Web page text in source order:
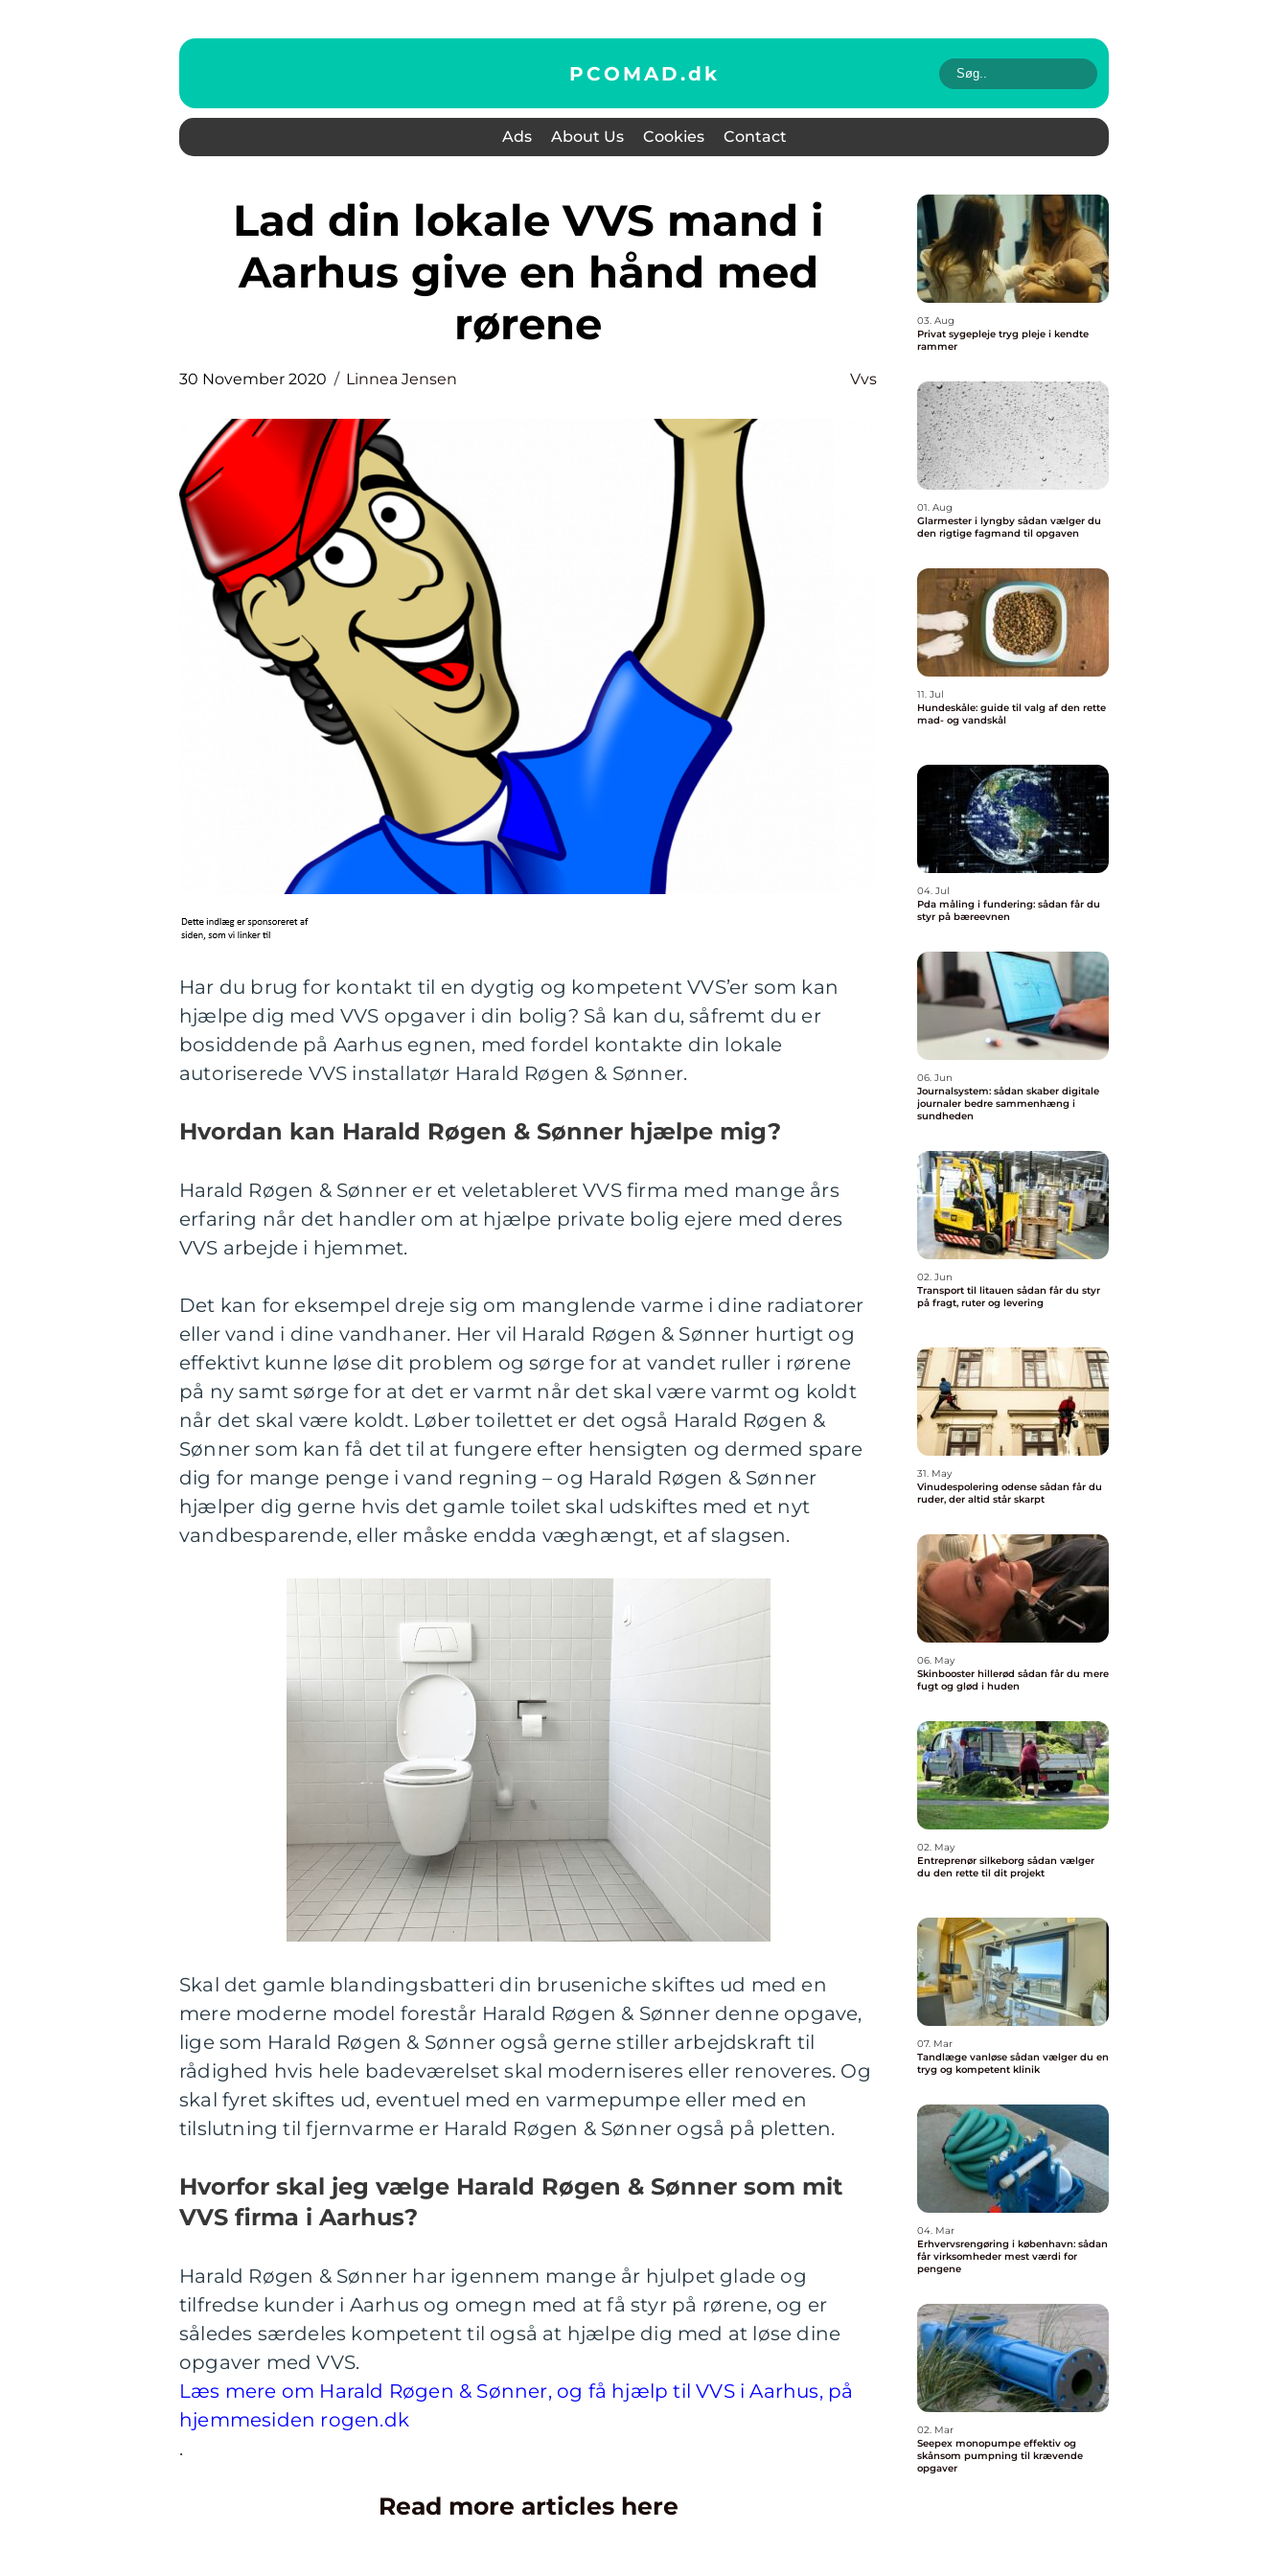
PCOMAD.dk
Ads About Us Cookies Contact
Lad din lokale VVS mand i
Aarhus give en hånd med
rørene
30 November 2020 Linnea Jensen Vvs
Har du brug for kontakt til en dygtig og kompetent VVS’er som kan
hjælpe dig med VVS opgaver i din bolig? Så kan du, såfremt du er
bosiddende på Aarhus egnen, med fordel kontakte din lokale
autoriserede VVS installatør Harald Røgen & Sønner.
Hvordan kan Harald Røgen & Sønner hjælpe mig?
Harald Røgen & Sønner er et veletableret VVS firma med mange års
erfaring når det handler om at hjælpe private bolig ejere med deres
VVS arbejde i hjemmet.
Det kan for eksempel dreje sig om manglende varme i dine radiatorer
eller vand i dine vandhaner. Her vil Harald Røgen & Sønner hurtigt og
effektivt kunne løse dit problem og sørge for at vandet ruller i rørene
på ny samt sørge for at det er varmt når det skal være varmt og koldt
når det skal være koldt. Løber toilettet er det også Harald Røgen &
Sønner som kan få det til at fungere efter hensigten og dermed spare
dig for mange penge i vand regning – og Harald Røgen & Sønner
hjælper dig gerne hvis det gamle toilet skal udskiftes med et nyt
vandbesparende, eller måske endda væghængt, et af slagsen.
Skal det gamle blandingsbatteri din bruseniche skiftes ud med en
mere moderne model forestår Harald Røgen & Sønner denne opgave,
lige som Harald Røgen & Sønner også gerne stiller arbejdskraft til
rådighed hvis hele badeværelset skal moderniseres eller renoveres. Og
skal fyret skiftes ud, eventuel med en varmepumpe eller med en
tilslutning til fjernvarme er Harald Røgen & Sønner også på pletten.
Hvorfor skal jeg vælge Harald Røgen & Sønner som mit
VVS firma i Aarhus?
Harald Røgen & Sønner har igennem mange år hjulpet glade og
tilfredse kunder i Aarhus og omegn med at få styr på rørene, og er
således særdeles kompetent til også at hjælpe dig med at løse dine
opgaver med VVS.
Læs mere om Harald Røgen & Sønner, og få hjælp til VVS i Aarhus, på
hjemmesiden rogen.dk
.
Read more articles here
03. Aug
Privat sygepleje tryg pleje i kendte
rammer
01. Aug
Glarmester i lyngby sådan vælger du
den rigtige fagmand til opgaven
11. Jul
Hundeskåle: guide til valg af den rette
mad- og vandskål
04. Jul
Pda måling i fundering: sådan får du
styr på bæreevnen
06. Jun
Journalsystem: sådan skaber digitale
journaler bedre sammenhæng i
sundheden
02. Jun
Transport til litauen sådan får du styr
på fragt, ruter og levering
31. May
Vinudespolering odense sådan får du
ruder, der altid står skarpt
06. May
Skinbooster hillerød sådan får du mere
fugt og glød i huden
02. May
Entreprenør silkeborg sådan vælger
du den rette til dit projekt
07. Mar
Tandlæge vanløse sådan vælger du en
tryg og kompetent klinik
04. Mar
Erhvervsrengøring i københavn: sådan
får virksomheder mest værdi for
pengene
02. Mar
Seepex monopumpe effektiv og
skånsom pumpning til krævende
opgaver